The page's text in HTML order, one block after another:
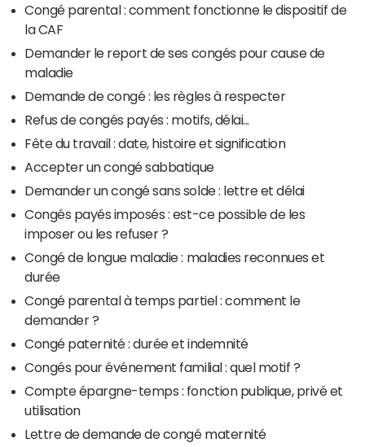
Congé parental : comment fonctionne le dispositif de
la CAF
Demander le report de ses congés pour cause de
maladie
Demande de congé : les règles à respecter
Refus de congés payés : motifs, délai...
Fête du travail : date, histoire et signification
Accepter un congé sabbatique
Demander un congé sans solde : lettre et délai
Congés payés imposés : est-ce possible de les
imposer ou les refuser ?
Congé de longue maladie : maladies reconnues et
durée
Congé parental à temps partiel : comment le
demander ?
Congé paternité : durée et indemnité
Congés pour événement familial : quel motif ?
Compte épargne-temps : fonction publique, privé et
utilisation
Lettre de demande de congé maternité